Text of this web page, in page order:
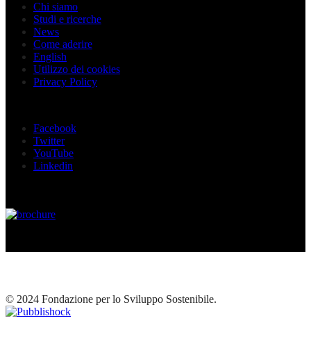
Chi siamo
Studi e ricerche
News
Come aderire
English
Utilizzo dei cookies
Privacy Policy
Facebook
Twitter
YouTube
Linkedin
© 2024 Fondazione per lo Sviluppo Sostenibile.